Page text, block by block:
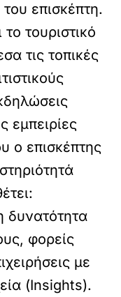
επισκέπτη.
τουριστικό
τις τοπικές
εμπειρίες
ο επισκέπτης
δυνατότητα
φορείς
με
(Insights).